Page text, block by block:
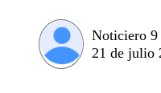
Noticiero 9
21 de julio